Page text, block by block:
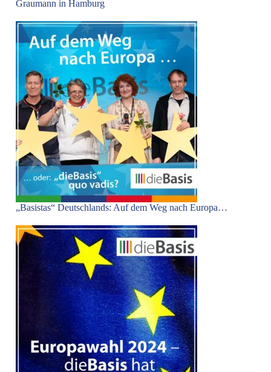
Graumann in Hamburg
„Basistas“ Deutschlands: Auf dem Weg nach Europa…